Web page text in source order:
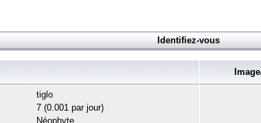
Forensics
Programmation
Identifiez-vous
tiglo
7 (0.001 par jour)
Néophyte